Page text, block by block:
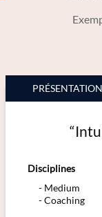
PRÉSENTATION
Disciplines
Medium
Coaching